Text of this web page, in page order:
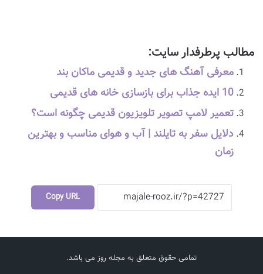
مطالب پرطرفدار سایت:
معرفی آهنگ های جدید و قدیمی ماکان بند
10 ایده جذاب برای بازسازی خانه های قدیمی
تعمیر لامپ تصویر تلویزیون قدیمی چگونه است؟
دلایل سفر به تایلند | آب و هوای مناسب و بهترین
زمان
Copy URL
تمامی حقوق متعلق به مجله روز می باشد.